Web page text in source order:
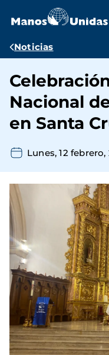
contenido
Ruta
navegación
Noticias
Nacional
en Santa
Lunes, 12 febrero,